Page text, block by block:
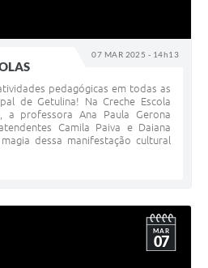
07 MAR 2025 - 14h13
pedagógicas em todas as
de Getulina! Na Creche Escola
a professora Ana Paula Gerona
Camila Paiva e Daiana
dessa manifestação cultural
MAR
07